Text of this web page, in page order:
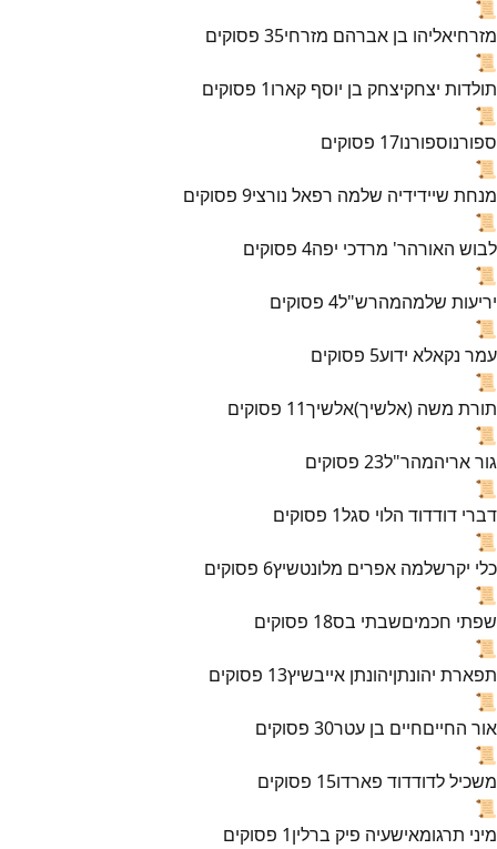
📜
מזרחיאליהו בן אברהם מזרחי35 פסוקים
📜
תולדות יצחקיצחק בן יוסף קארו1 פסוקים
📜
ספורנוספורנו17 פסוקים
📜
מנחת שיידידיה שלמה רפאל נורצי9 פסוקים
📜
לבוש האורהר' מרדכי יפה4 פסוקים
📜
יריעות שלמהמהרש"ל4 פסוקים
📜
עמר נקאלא ידוע5 פסוקים
📜
תורת משה (אלשיך)אלשיך11 פסוקים
📜
גור אריהמהר"ל23 פסוקים
📜
דברי דודדוד הלוי סגל1 פסוקים
📜
כלי יקרשלמה אפרים מלונטשיץ6 פסוקים
📜
שפתי חכמיםשבתי בס18 פסוקים
📜
תפארת יהונתןיהונתן אייבשיץ13 פסוקים
📜
אור החייםחיים בן עטר30 פסוקים
📜
משכיל לדודדוד פארדו15 פסוקים
📜
מיני תרגומאישעיה פיק ברלין1 פסוקים